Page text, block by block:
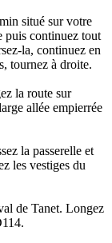
situé sur votre
puis continuez tout
la, continuez en
tournez à droite.
la route sur
allée empierrée
la passerelle et
les vestiges du
de Tanet. Longez